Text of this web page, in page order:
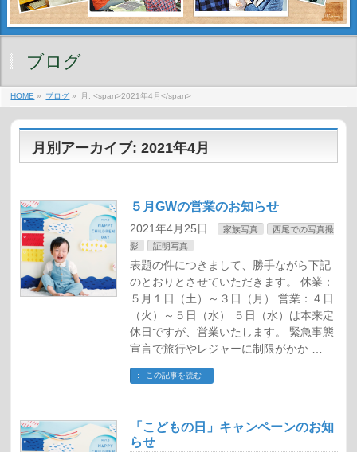
ブログ
HOME » ブログ » 月: <span>2021年4月</span>
月別アーカイブ: 2021年4月
５月GWの営業のお知らせ
2021年4月25日 家族写真
西尾での写真撮
影
証明写真
表題の件につきまして、勝手ながら下記
のとおりとさせていただきます。 休業：
５月１日（土）～３日（月） 営業：４日
（火）～５日（水） ５日（水）は本来定
休日ですが、営業いたします。 緊急事態
宣言で旅行やレジャーに制限がかか …
この記事を読む
「こどもの日」キャンペーンのお知
らせ